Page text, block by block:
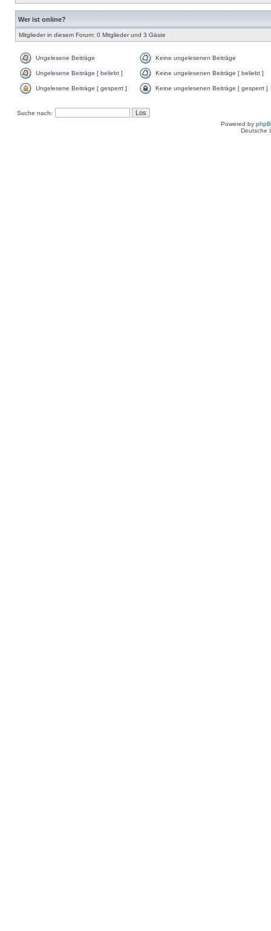
Wer ist online?
Mitglieder in diesem Forum: 0 Mitglieder und 3 Gäste
Ungelesene Beiträge Keine ungelesenen Beiträge
Ungelesene Beiträge [ beliebt ] Keine ungelesenen Beiträge [ beliebt ]
Ungelesene Beiträge [ gesperrt ] Keine ungelesenen Beiträge [ gesperrt ]
Suche nach:
Powered by
Deutsche